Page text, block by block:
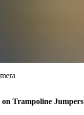
on Trampoline Jumpers